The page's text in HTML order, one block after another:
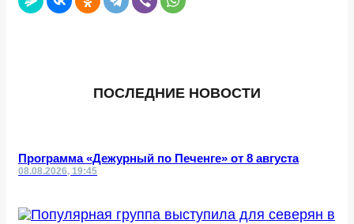
ПОСЛЕДНИЕ НОВОСТИ
Программа «Дежурный по Печенге» от 8 августа
08.08.2026, 19:45